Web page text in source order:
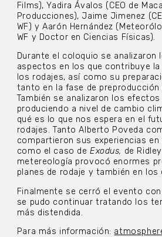
Films), Yadira Ávalos (CEO de
Producciones), Jaime Jimenez
WF) y Aarón Hernández
WF y Doctor en Ciencias Físicas).
Durante el coloquio se analizaron
aspectos en los que contribuye
los rodajes, así como su
tanto en la fase de preproducción
También se analizaron los
produciendo a nivel de cambio
qué es lo que nos espera en el
rodajes. Tanto Alberto Poveda
compartieron sus experiencias
como el caso deExodus, de
metereología provocó enormes
planes de rodaje y también en los
Finalmente se cerró el evento
se pudo continuar tratando los
más distendida.
Para más información: